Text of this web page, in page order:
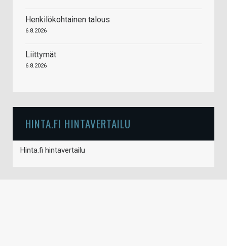
Henkilökohtainen talous
6.8.2026
Liittymät
6.8.2026
HINTA.FI HINTAVERTAILU
Hinta.fi hintavertailu